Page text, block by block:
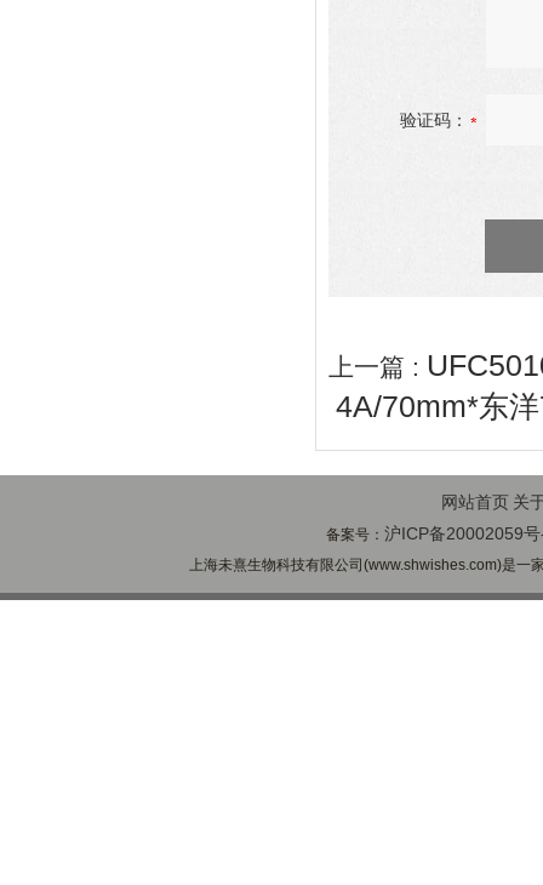
验证码：
上一篇 :
4A/70mm*东
网站首页 关
备案号：沪ICP备20002059
上海未熹生物科技有限公司(www.shwishes.com)是一